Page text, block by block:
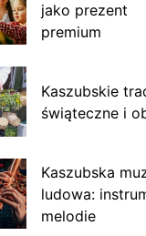
jako prezent
premium
Kaszubskie
świąteczne i
Kaszubska
ludowa:
melodie